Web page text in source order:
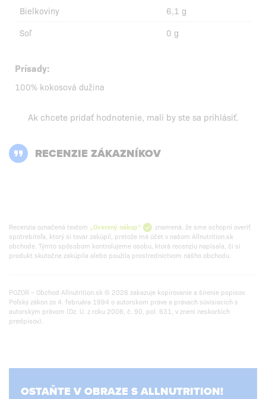
Bielkoviny
6,1 g
Soľ
0 g
Prísady:
100% kokosová dužina
Ak chcete pridať hodnotenie, mali by ste sa prihlásiť.
RECENZIE ZÁKAZNÍKOV
Recenzia označená textom „Overený nákup“
znamená, že sme schopní overiť
spotrebiteľa, ktorý si tovar zakúpil, pretože má účet v našom Allnutrition.sk
obchode. Týmto spôsobom kontrolujeme osobu, ktorá recenziu napísala, či si
produkt skutočne zakúpila alebo použila prostredníctvom nášho obchodu.
POZOR – Obchod Allnutrition.sk © 2026 zakazuje kopírovanie a šírenie popisov.
Poľský zákon zo 4. februára 1994 o autorskom práve a právach súvisiacich s
autorským právom (Dz. U. z roku 2006, č. 90, pol. 631, v znení neskorších
predpisov).
OSTAŇTE V OBRAZE S ALLNUTRITION!